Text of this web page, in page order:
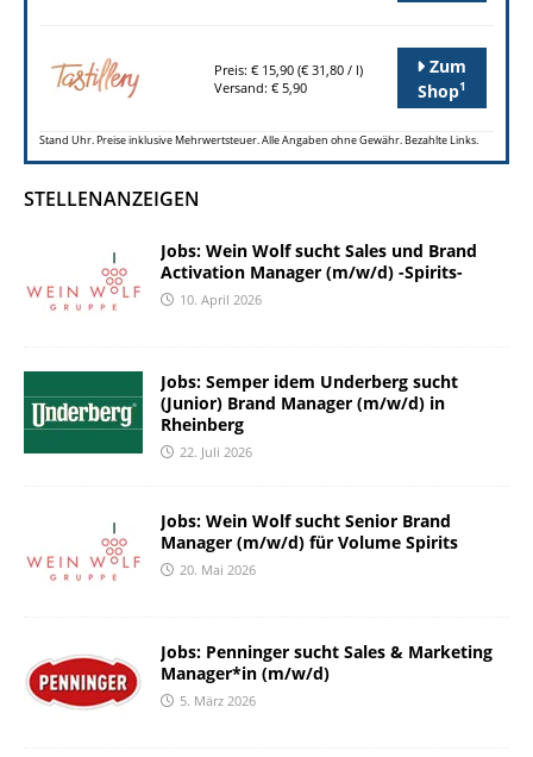
Preis: € 15,90 (€ 31,80 / l)
Versand: € 5,90
Zum
Shop1
Stand Uhr. Preise inklusive Mehrwertsteuer. Alle Angaben ohne Gewähr. Bezahlte Links.
STELLENANZEIGEN
Jobs: Wein Wolf sucht Sales und Brand
Activation Manager (m/w/d) -Spirits-
10. April 2026
Jobs: Semper idem Underberg sucht
(Junior) Brand Manager (m/w/d) in
Rheinberg
22. Juli 2026
Jobs: Wein Wolf sucht Senior Brand
Manager (m/w/d) für Volume Spirits
20. Mai 2026
Jobs: Penninger sucht Sales & Marketing
Manager*in (m/w/d)
5. März 2026